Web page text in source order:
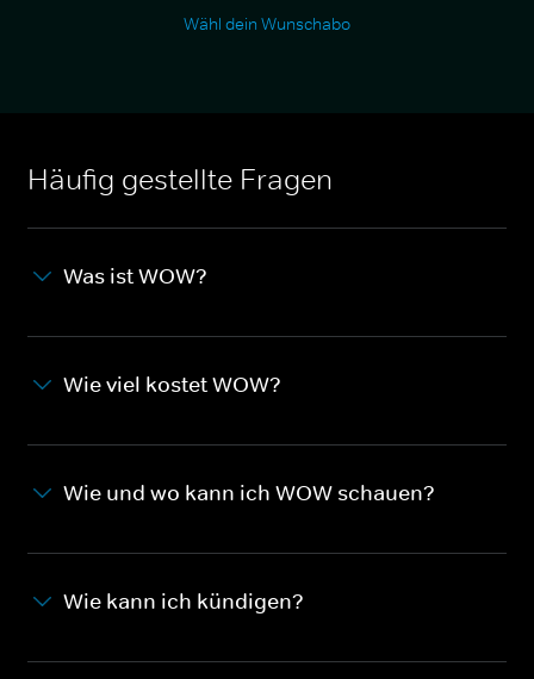
Wähl dein Wunschabo
Häufig gestellte Fragen
Was ist WOW?
Wie viel kostet WOW?
Wie und wo kann ich WOW schauen?
Wie kann ich kündigen?